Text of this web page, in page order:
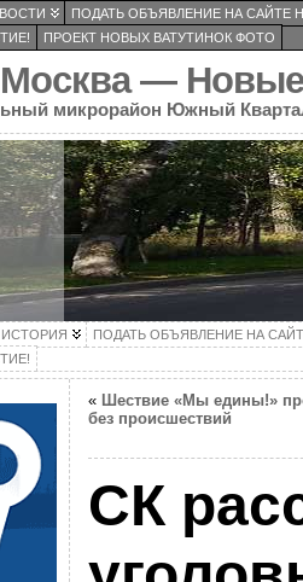
ПОДАТЬ ОБЪЯВЛЕНИЕ НА САЙТЕ
ПРОЕКТ НОВЫХ ВАТУТИНОК ФОТО
Москва — Новые
микрорайон Южный
ИСТОРИЯ
ПОДАТЬ ОБЪЯВЛЕНИЕ НА
« Шествие «Мы едины!»
без происшествий
СК